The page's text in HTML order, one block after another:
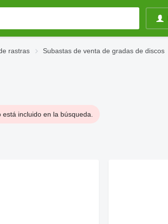
rastras Subastas de venta de gradas de discos
incluido en la búsqueda.